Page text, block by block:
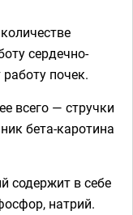
сердечно-
почек.
всего — стручки
бета-каротина
содержит в себе
натрий.